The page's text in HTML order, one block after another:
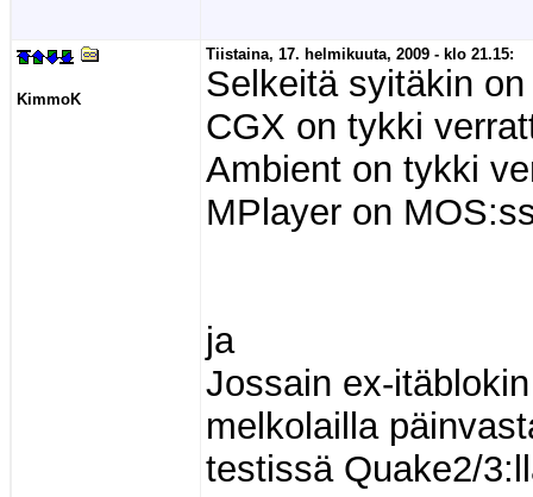
KimmoK
Tiistaina, 17. helmikuuta, 2009 - klo 21.15:
Selkeitä syitäkin
CGX on tykki
Ambient on tykki
MPlayer on
ja
Jossain ex-
melkolailla
testissä Quake2/